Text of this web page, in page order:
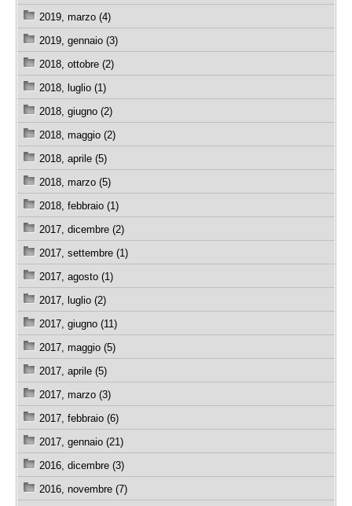
2019, marzo (4)
2019, gennaio (3)
2018, ottobre (2)
2018, luglio (1)
2018, giugno (2)
2018, maggio (2)
2018, aprile (5)
2018, marzo (5)
2018, febbraio (1)
2017, dicembre (2)
2017, settembre (1)
2017, agosto (1)
2017, luglio (2)
2017, giugno (11)
2017, maggio (5)
2017, aprile (5)
2017, marzo (3)
2017, febbraio (6)
2017, gennaio (21)
2016, dicembre (3)
2016, novembre (7)